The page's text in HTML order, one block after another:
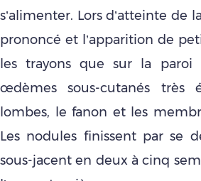
s’alimenter. Lors d’atteinte
prononcé et l’apparition de
les trayons que sur la
œdèmes sous-cutanés très
lombes, le fanon et les
Les nodules finissent par se
sous-jacent en deux à cinq